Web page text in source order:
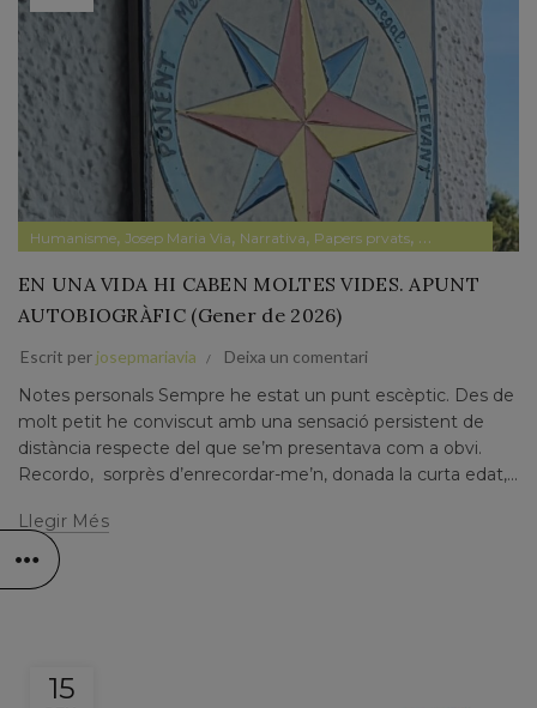
Humanisme, Josep Maria Via, Narrativa, Papers prvats, Pensament
EN UNA VIDA HI CABEN MOLTES VIDES. APUNT
AUTOBIOGRÀFIC (Gener de 2026)
Escrit per josepmariavia Deixa un comentari
Notes personals Sempre he estat un punt escèptic. Des de
molt petit he conviscut amb una sensació persistent de
distància respecte del que se’m presentava com a obvi.
Recordo, sorprès d’enrecordar-me’n, donada la curta edat,...
Llegir Més
15